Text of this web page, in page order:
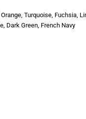
Turquoise, Fuchsia,
Dark Green, French Navy